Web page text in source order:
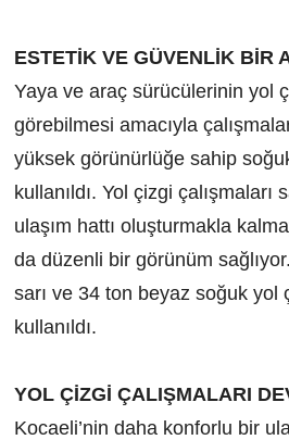
ESTETİK VE GÜVENLİK BİR
Yaya ve araç sürücülerinin yol
görebilmesi amacıyla
yüksek görünürlüğe sahip
kullanıldı. Yol çizgi çalışmaları
ulaşım hattı oluşturmakla
da düzenli bir görünüm
sarı ve 34 ton beyaz soğuk yol
kullanıldı.
YOL ÇİZGİ ÇALIŞMALARI
Kocaeli’nin daha konforlu bir